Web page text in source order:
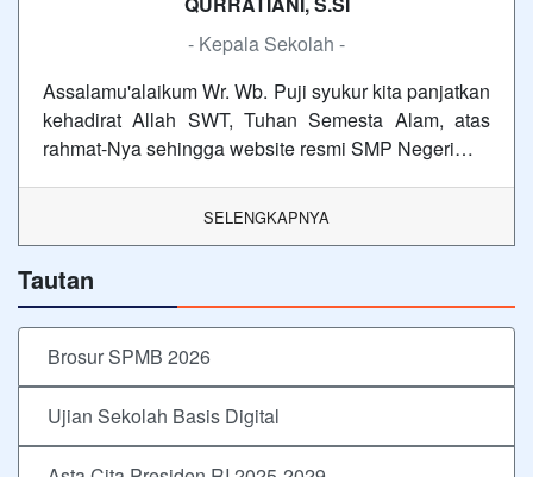
- Kepala Sekolah -
Assalamu'alaikum Wr. Wb. Puji syukur kita panjatkan
kehadirat Allah SWT, Tuhan Semesta Alam, atas
rahmat-Nya sehingga website resmi SMP Negeri…
SELENGKAPNYA
Tautan
Brosur SPMB 2026
Ujian Sekolah Basis Digital